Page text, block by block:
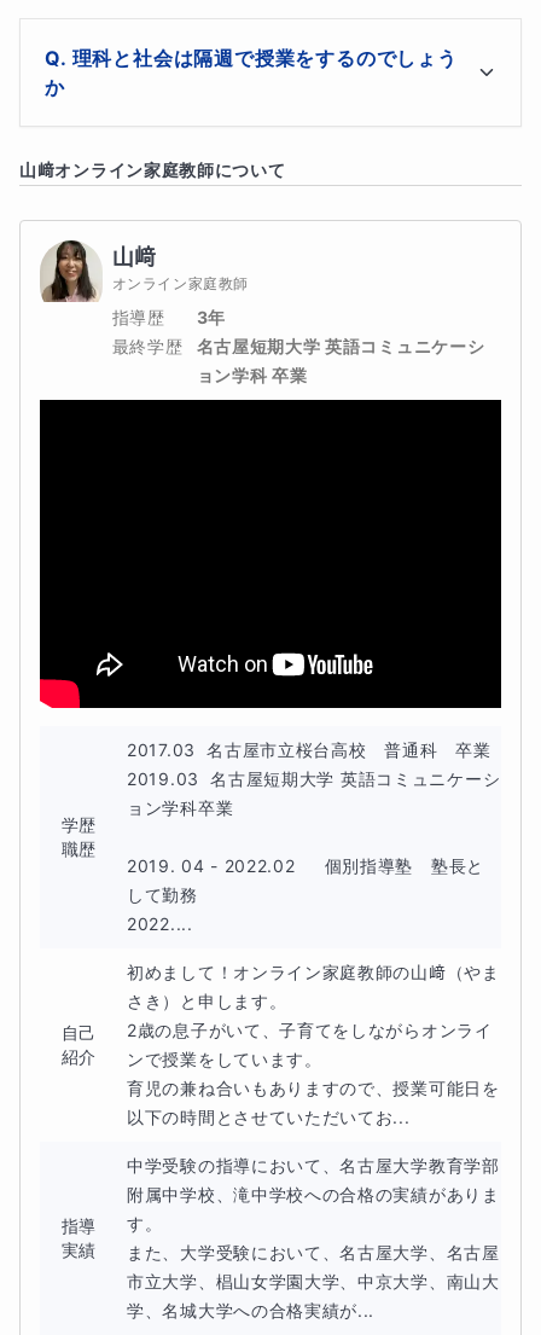
・今の現状（どのくらい学校に行けていないのか、将来的
に学校に戻りたいか、など）
理科と社会は隔週で授業をするのでしょう
か
ージです。そのときの進度や理解度次第で1教科のみで
は次回はできなかった教科を行います。
山﨑オンライン家庭教師について
山﨑
オンライン家庭教師
指導歴
3年
最終学歴
名古屋短期大学 英語コミュニケーシ
ョン学科 卒業
学歴
職歴
2017.03  名古屋市立桜台高校　普通科　卒業
2019.03  名古屋短期大学 英語コミュニケーシ
ョン学科卒業
2019. 04 - 2022.02  　個別指導塾　塾長と
して勤務
2022....
自己
紹介
初めまして！オンライン家庭教師の山﨑（やま
さき）と申します。
2歳の息子がいて、子育てをしながらオンライ
ンで授業をしています。
育児の兼ね合いもありますので、授業可能日を
以下の時間とさせていただいてお...
指導
実績
中学受験の指導において、名古屋大学教育学部
附属中学校、滝中学校への合格の実績がありま
す。
また、大学受験において、名古屋大学、名古屋
市立大学、椙山女学園大学、中京大学、南山大
学、名城大学への合格実績が...